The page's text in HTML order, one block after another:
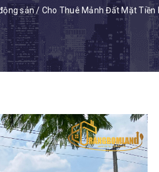
sản / Cho Thuê Mảnh Đất Mặt Tiền